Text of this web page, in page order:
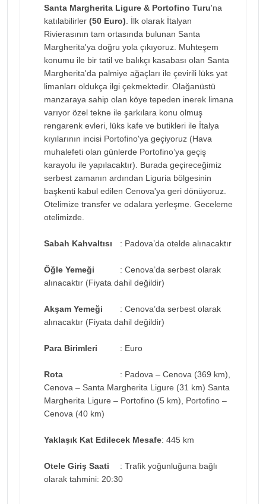
Santa Margherita Ligure & Portofino Turu'na
katılabilirler (50 Euro) . İlk olarak İtalyan
Rivierasının tam ortasında bulunan Santa
Margherita'ya doğru yola çıkıyoruz. Muhteşem
konumu ile bir tatil ve balıkçı kasabası olan Santa
Margherita'da palmiye ağaçları ile çevirili lüks yat
limanları oldukça ilgi çekmektedir. Olağanüstü
manzaraya sahip olan köye tepeden inerek limana
varıyor özel tekne ile şarkılara konu olmuş
rengarenk evleri, lüks kafe ve butikleri ile İtalya
kıyılarının incisi Portofino'ya geçiyoruz (Hava
muhalefeti olan günlerde Portofino’ya geçiş
karayolu ile yapılacaktır). Burada geçireceğimiz
serbest zamanın ardından Liguria bölgesinin
başkenti kabul edilen Cenova'ya geri dönüyoruz.
Otelimize transfer ve odalara yerleşme. Geceleme
otelimizde.
Sabah Kahvaltısı : Padova’da otelde alınacaktır
Öğle Yemeği
: Cenova’da serbest olarak
alınacaktır (Fiyata dahil değildir)
Akşam Yemeği
: Cenova’da serbest olarak
alınacaktır (Fiyata dahil değildir)
Para Birimleri : Euro
Rota
: Padova – Cenova (369 km),
Cenova – Santa Margherita Ligure (31 km) Santa
Margherita Ligure – Portofino (5 km), Portofino –
Cenova (40 km)
Yaklaşık Kat Edilecek Mesafe: 445 km
Otele Giriş Saati
: Trafik yoğunluğuna bağlı
olarak tahmini: 20:30